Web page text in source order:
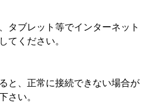
タブレット等でインターネット
てください。
と、正常に接続できない場合が
さい。